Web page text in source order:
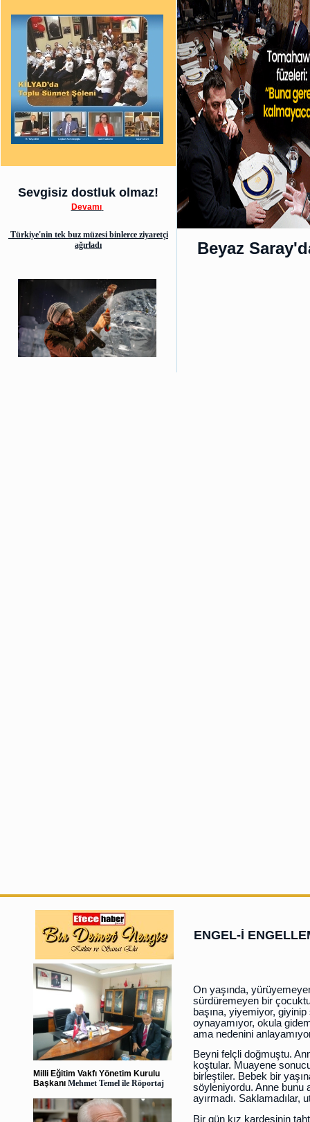
Sevgisiz dostluk olmaz!
Devamı
Türkiye'nin tek buz müzesi binlerce ziyaretçi
ağırladı
Beyaz
Milli Eğitim Vakfı Yönetim Kurulu
Başkanı Mehmet Temel ile Röportaj
ENGEL-İ
On yaşında,
sürdüremeyen bir
başına, yiyemiyor,
oynayamıyor, okula
ama nedenini
Beyni felçli doğmuştu.
koştular. Muayene
birleştiler. Bebek bir
söyleniyordu. Anne bunu
ayırmadı. Saklamadılar,
Bir gün kız kardeşinin